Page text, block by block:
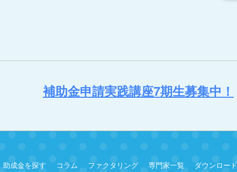
補助金申請実践講座7期生募集中！
助成金を探す コラム ファクタリング 専門家一覧 ダウンロード